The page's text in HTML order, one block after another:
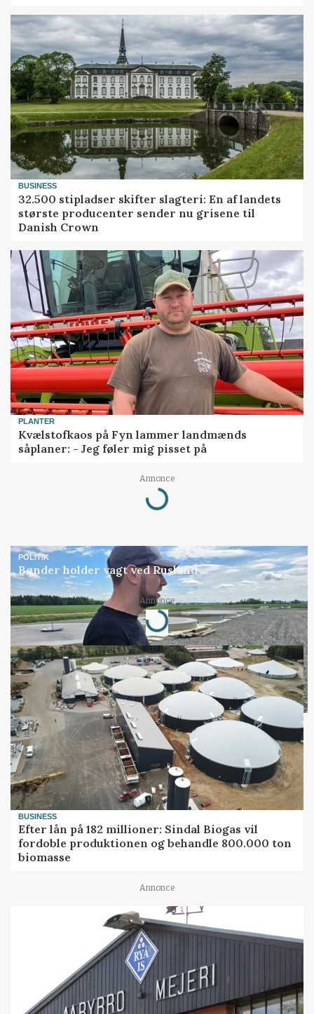
BUSINESS
32.500 stipladser skifter slagteri: En af landets
største producenter sender nu grisene til
Danish Crown
PLANTER
Kvælstofkaos på Fyn lammer landmænds
såplaner: - Jeg føler mig pisset på
Annonce
Loading...
POLITIK
Bønder holder vagt ved Rusland
Annonce
Loading...
BUSINESS
Efter lån på 182 millioner: Sindal Biogas vil
fordoble produktionen og behandle 800.000 ton
biomasse
Annonce